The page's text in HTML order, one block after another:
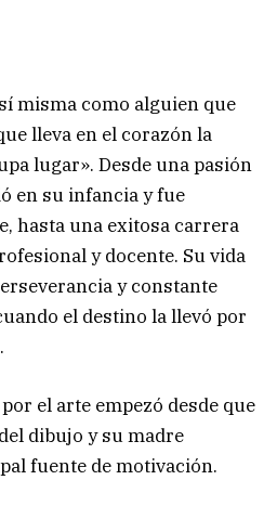
misma como alguien que
lleva en el corazón la
lugar». Desde una pasión
en su infancia y fue
hasta una exitosa carrera
y docente. Su vida
y constante
el destino la llevó por
el arte empezó desde que
dibujo y su madre
fuente de motivación.